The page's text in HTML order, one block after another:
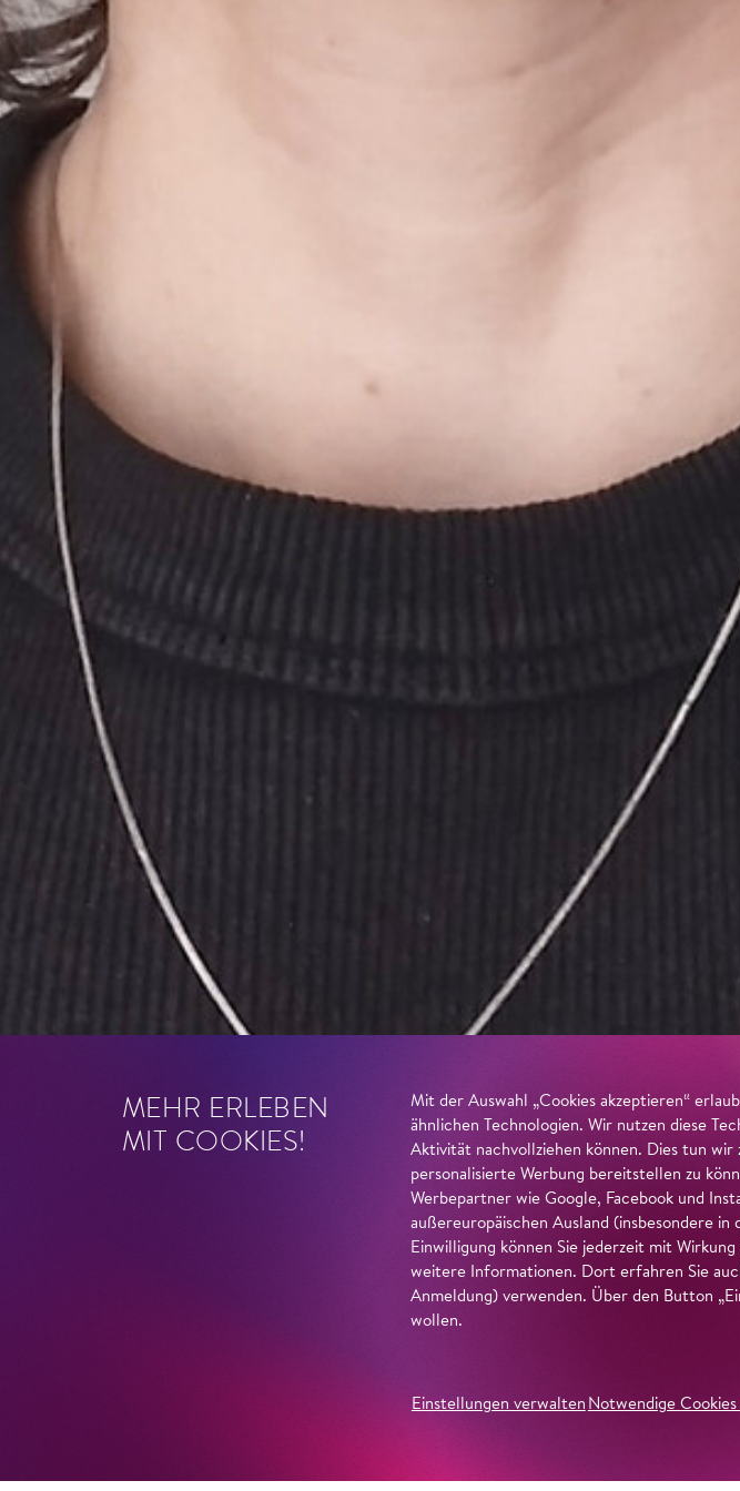
MEHR ERLEBEN
MIT COOKIES!
Mit der Auswahl „Cookies akzeptieren“
ähnlichen Technologien. Wir nutzen diese
Aktivität nachvollziehen können. Dies tun
personalisierte Werbung bereitstellen zu
Werbepartner wie Google, Facebook und
außereuropäischen Ausland (insbesondere
Einwilligung können Sie jederzeit mit
weitere Informationen. Dort erfahren Sie
Anmeldung) verwenden. Über den Button
wollen.
Einstellungen verwalten Notwendige